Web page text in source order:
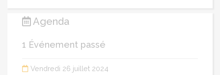
Agenda
1 Événement passé
Vendredi 26 juillet 2024